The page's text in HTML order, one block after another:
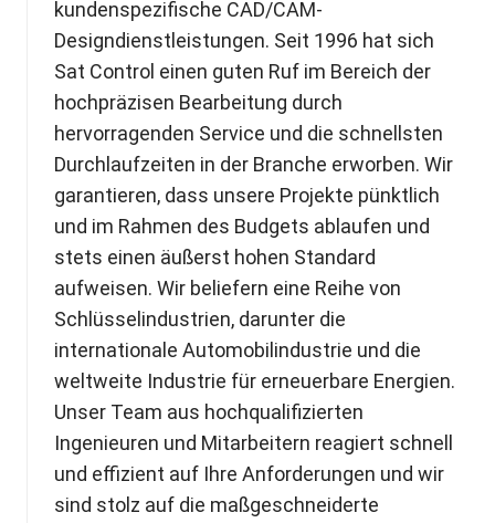
kundenspezifische CAD/CAM-
Designdienstleistungen. Seit 1996 hat sich
Sat Control einen guten Ruf im Bereich der
hochpräzisen Bearbeitung durch
hervorragenden Service und die schnellsten
Durchlaufzeiten in der Branche erworben. Wir
garantieren, dass unsere Projekte pünktlich
und im Rahmen des Budgets ablaufen und
stets einen äußerst hohen Standard
aufweisen. Wir beliefern eine Reihe von
Schlüsselindustrien, darunter die
internationale Automobilindustrie und die
weltweite Industrie für erneuerbare Energien.
Unser Team aus hochqualifizierten
Ingenieuren und Mitarbeitern reagiert schnell
und effizient auf Ihre Anforderungen und wir
sind stolz auf die maßgeschneiderte